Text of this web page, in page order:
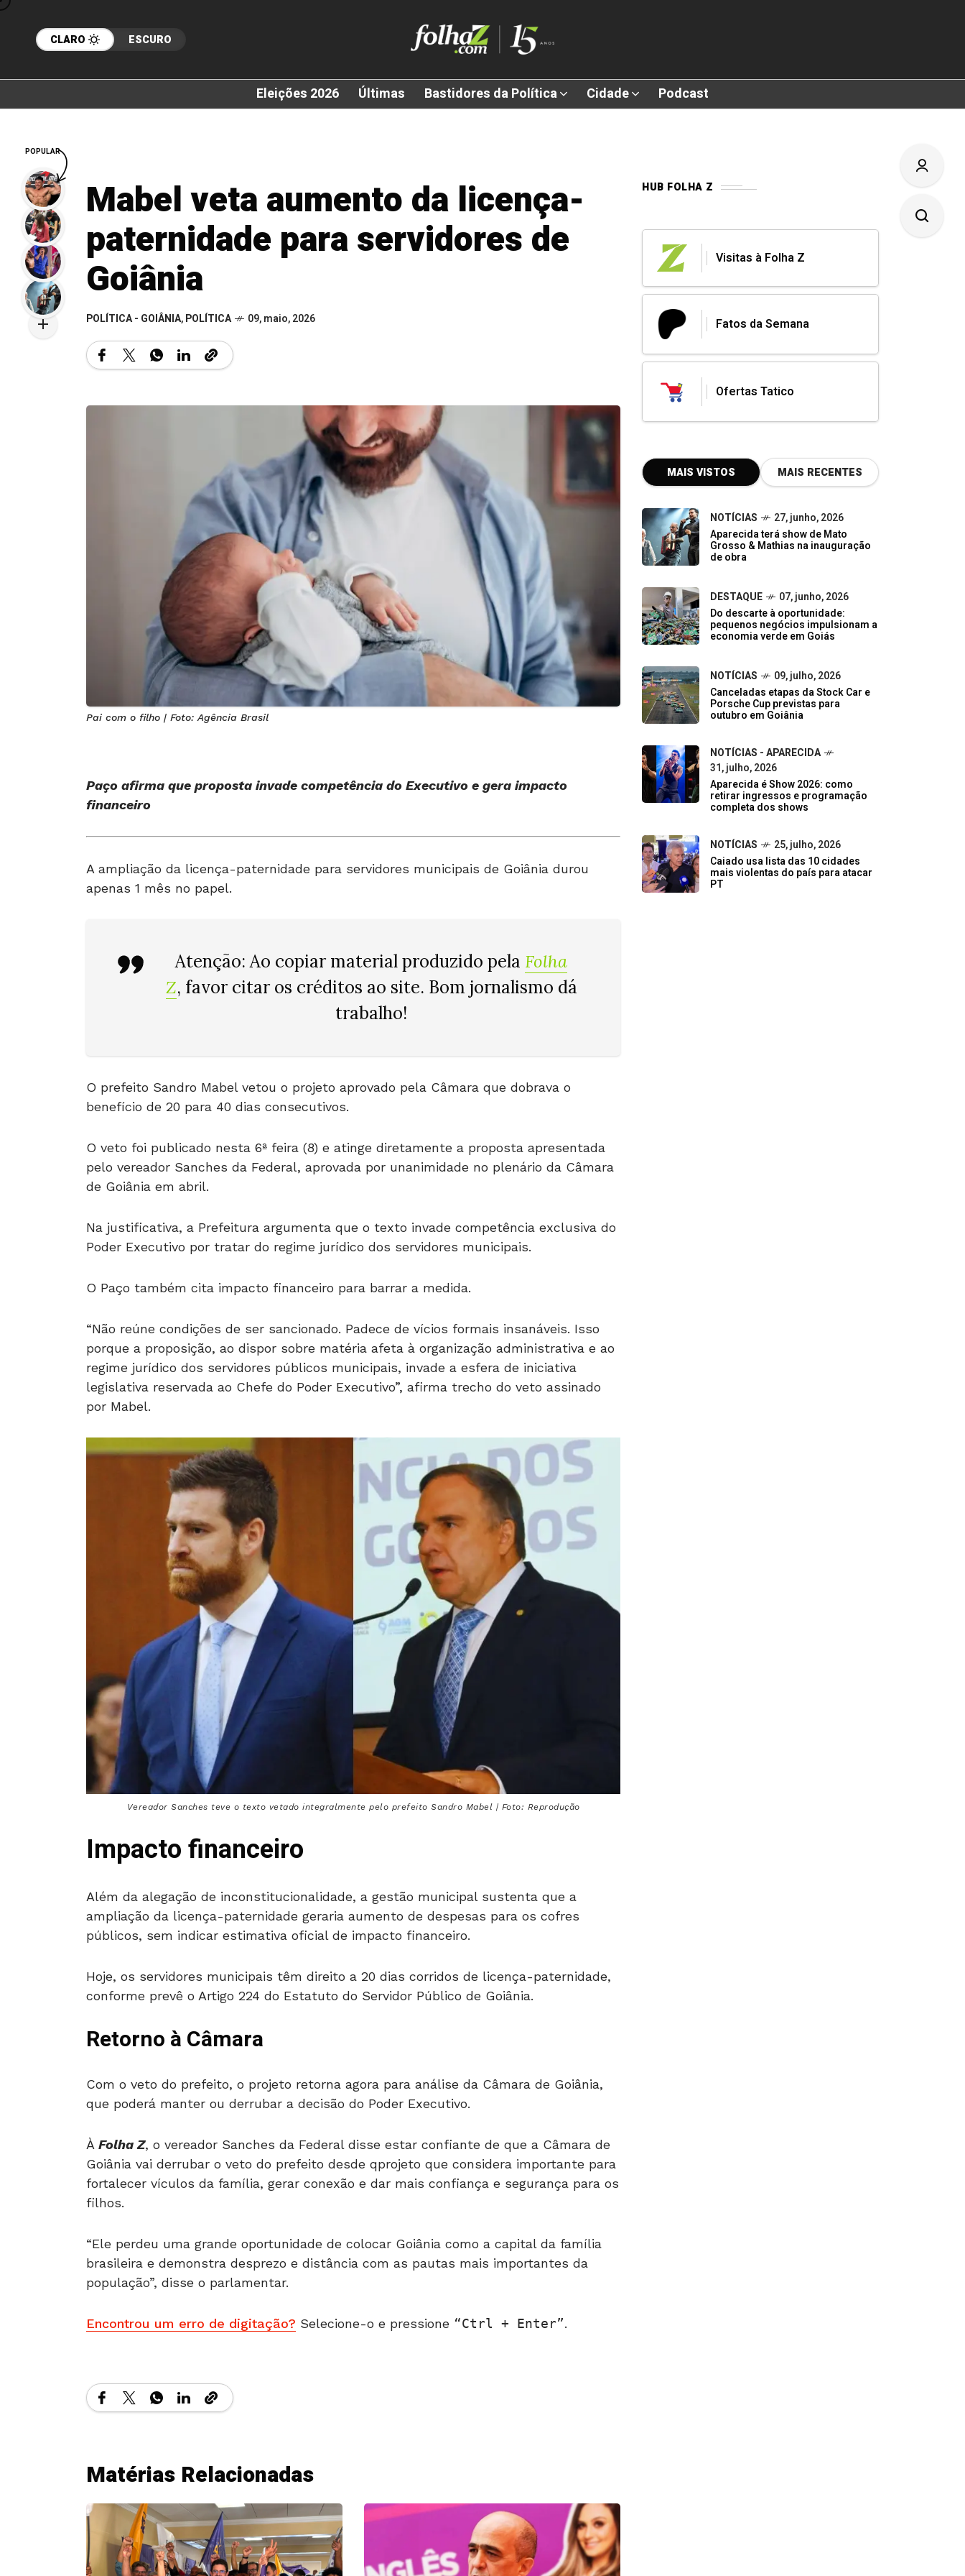
CLARO ESCURO
Eleições 2026 Últimas Bastidores da Política Cidade Podcast
Mabel veta aumento da licença-
paternidade para servidores de
Goiânia
POLÍTICA - GOIÂNIA,POLÍTICA 09, maio, 2026
Pai com o filho | Foto: Agência Brasil
Paço afirma que proposta invade competência do Executivo e gera impacto
financeiro
A ampliação da licença-paternidade para servidores municipais de Goiânia durou
apenas 1 mês no papel.
Atenção: Ao copiar material produzido pela Folha
Z, favor citar os créditos ao site. Bom jornalismo dá
trabalho!
O prefeito Sandro Mabel vetou o projeto aprovado pela Câmara que dobrava o
benefício de 20 para 40 dias consecutivos.
O veto foi publicado nesta 6ª feira (8) e atinge diretamente a proposta apresentada
pelo vereador Sanches da Federal, aprovada por unanimidade no plenário da Câmara
de Goiânia em abril.
Na justificativa, a Prefeitura argumenta que o texto invade competência exclusiva do
Poder Executivo por tratar do regime jurídico dos servidores municipais.
O Paço também cita impacto financeiro para barrar a medida.
“Não reúne condições de ser sancionado. Padece de vícios formais insanáveis. Isso
porque a proposição, ao dispor sobre matéria afeta à organização administrativa e ao
regime jurídico dos servidores públicos municipais, invade a esfera de iniciativa
legislativa reservada ao Chefe do Poder Executivo”, afirma trecho do veto assinado
por Mabel.
Vereador Sanches teve o texto vetado integralmente pelo prefeito Sandro Mabel | Foto: Reprodução
Impacto financeiro
Além da alegação de inconstitucionalidade, a gestão municipal sustenta que a
ampliação da licença-paternidade geraria aumento de despesas para os cofres
públicos, sem indicar estimativa oficial de impacto financeiro.
Hoje, os servidores municipais têm direito a 20 dias corridos de licença-paternidade,
conforme prevê o Artigo 224 do Estatuto do Servidor Público de Goiânia.
Retorno à Câmara
Com o veto do prefeito, o projeto retorna agora para análise da Câmara de Goiânia,
que poderá manter ou derrubar a decisão do Poder Executivo.
À Folha Z, o vereador Sanches da Federal disse estar confiante de que a Câmara de
Goiânia vai derrubar o veto do prefeito desde qprojeto que considera importante para
fortalecer vículos da família, gerar conexão e dar mais confiança e segurança para os
filhos.
“Ele perdeu uma grande oportunidade de colocar Goiânia como a capital da família
brasileira e demonstra desprezo e distância com as pautas mais importantes da
população”, disse o parlamentar.
Encontrou um erro de digitação? Selecione-o e pressione Ctrl + Enter .
Matérias Relacionadas
HUB FOLHA Z
Visitas à Folha Z
Fatos da Semana
Ofertas Tatico
MAIS VISTOS MAIS RECENTES
NOTÍCIAS
27, junho, 2026
Aparecida terá show de Mato
Grosso & Mathias na inauguração
de obra
DESTAQUE
07, junho, 2026
Do descarte à oportunidade:
pequenos negócios impulsionam a
economia verde em Goiás
NOTÍCIAS
09, julho, 2026
Canceladas etapas da Stock Car e
Porsche Cup previstas para
outubro em Goiânia
NOTÍCIAS - APARECIDA
31, julho, 2026
Aparecida é Show 2026: como
retirar ingressos e programação
completa dos shows
NOTÍCIAS
25, julho, 2026
Caiado usa lista das 10 cidades
mais violentas do país para atacar
PT
POPULAR